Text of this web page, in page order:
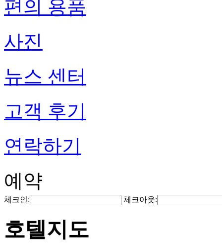
편의 용품
사진
뉴스 센터
고객 후기
연락하기
예약
체크인: 체크아웃:
호텔지도